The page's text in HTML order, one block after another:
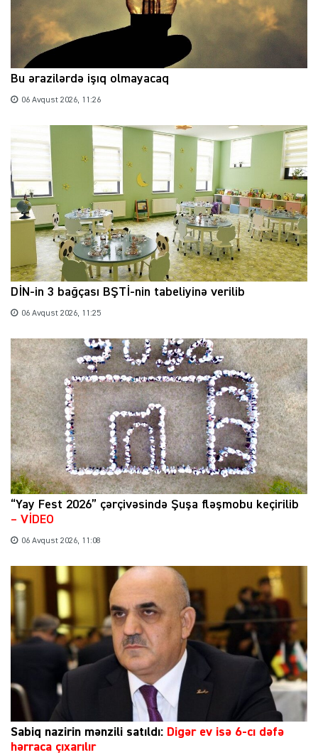
Bu ərazilərdə işıq olmayacaq
06 Avqust 2026, 11:26
DİN-in 3 bağçası BŞTİ-nin tabeliyinə verilib
06 Avqust 2026, 11:25
“Yay Fest 2026” çərçivəsində Şuşa fləşmobu keçirilib
– VİDEO
06 Avqust 2026, 11:08
Sabiq nazirin mənzili satıldı: Digər ev isə 6-cı dəfə
hərraca çıxarılır